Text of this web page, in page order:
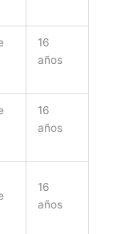
16
años
16
años
16
años